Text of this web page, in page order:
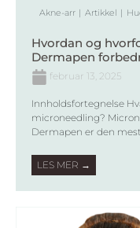
Akne-arr Artikkel
Hvordan og
Dermapen
februar 13, 2025
Innholdsfortegnelse
microneedling?
Dermapen er den
LES MER →